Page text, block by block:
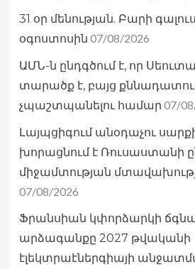
31 օր մենության. Բարի
օգոստոսին 07/08/2026
ԱՄՆ-ն ընդգծում է, որ
տարածք է, բայց
չպաշտպանելու համար 07/
Լայպցիգում անօդաչու
խորացնում է Ռուսաստանի
միջամտության
07/08/2026
Ֆրանսիան կփորձարկի
արձագանքը 2027 թվականի
էլեկտրաէներգիայի